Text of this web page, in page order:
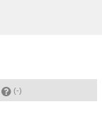
(-)